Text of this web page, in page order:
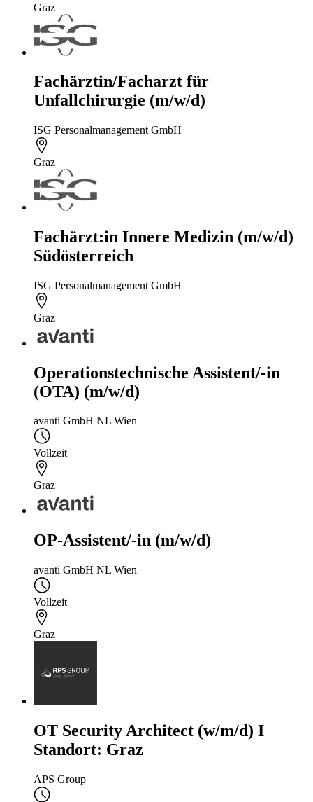
Graz
Fachärztin/Facharzt für
Unfallchirurgie (m/w/d)
ISG Personalmanagement GmbH
Graz
Fachärzt:in Innere Medizin (m/w/d)
Südösterreich
ISG Personalmanagement GmbH
Graz
Operationstechnische Assistent/-in
(OTA) (m/w/d)
avanti GmbH NL Wien
Vollzeit
Graz
OP-Assistent/-in (m/w/d)
avanti GmbH NL Wien
Vollzeit
Graz
OT Security Architect (w/m/d) I
Standort: Graz
APS Group